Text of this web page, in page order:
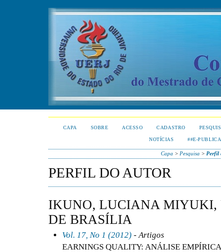
CAPA SOBRE ACESSO CADASTRO
NOTÍCIAS ##E-
Capa > Pesquisa > Perfil
PERFIL DO AUTOR
IKUNO, LUCIANA MIYUKI,
DE BRASÍLIA
Vol. 17, No 1 (2012) - Artigos
EARNINGS QUALITY: ANÁLISE